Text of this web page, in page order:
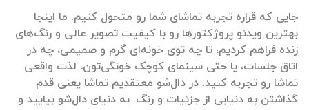
جایی که قراره تجربه تماشای شما رو متحول کنیم. ما اینجا
بهترین ویدئو پروژکتورها رو با کیفیت تصویر عالی و رنگ‌های
زنده فراهم کردیم، تا چه توی خونه‌ای گرم و صمیمی، چه در
اتاق جلسات، یا حتی سینمای کوچک خونگی‌تون، لذت واقعی
تماشا رو تجربه کنید. در دال‌شو معتقدیم تماشا یعنی قدم
گذاشتن به دنیایی از جزئیات و رنگ. به دنیای دال‌شو بیایید و